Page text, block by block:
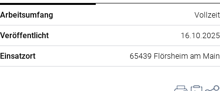
Arbeitsumfang Vollzeit
Veröffentlicht 16.10.2025
Einsatzort 65439 Flörsheim am Main